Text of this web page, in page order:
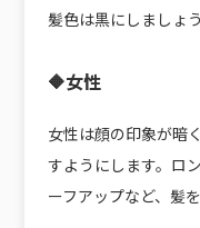
髪色は黒にしましょう
🔶女性
女性は顔の印象が暗
すようにします。ロ
ーフアップなど、髪